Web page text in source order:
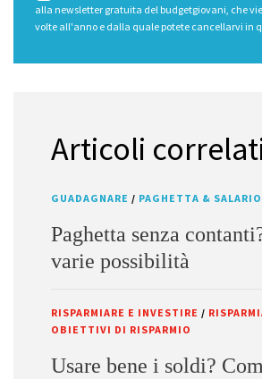
alla newsletter gratuita del budgetgiovani, che
volte all'anno e dalla quale potete cancellarvi in
Articoli
GUADAGNARE / PAGHETTA &
Paghetta senza
varie possibilità
RISPARMIARE E INVESTIRE /
OBIETTIVI DI RISPARMIO
Usare bene i soldi?